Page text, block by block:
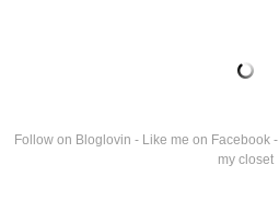
Follow on Bloglovin - Like me on Facebook -
my closet